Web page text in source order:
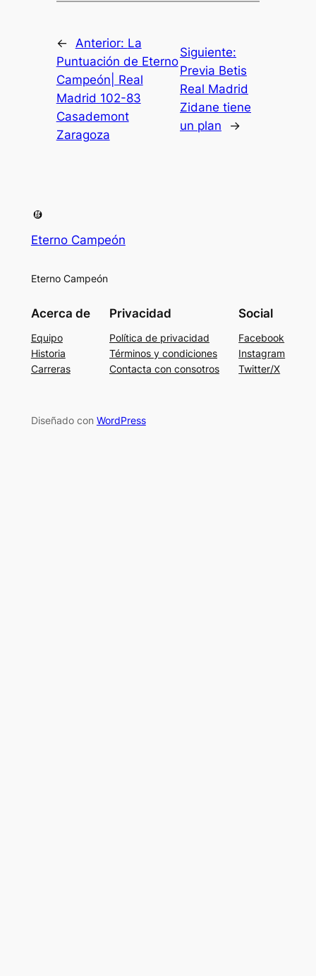
← Anterior: La
Puntuación de Eterno
Campeón| Real
Madrid 102-83
Casademont
Zaragoza
Siguiente:
Previa Betis
Real Madrid
Zidane tiene
un plan
→
Eterno Campeón
Eterno Campeón
Acerca de
Equipo
Historia
Carreras
Privacidad
Política de privacidad
Términos y condiciones
Contacta con consotros
Social
Facebook
Instagram
Twitter/X
Diseñado con WordPress